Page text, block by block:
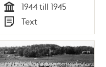
Tid
1944 till 1945
Typ
Text